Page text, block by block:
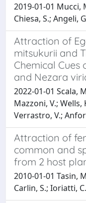
2019-01-01 Mucci,
Chiesa, S.; Angeli,
Attraction of
mitsukurii and
Chemical
and Nezara
2022-01-01 Scala,
Mazzoni, V.; Wells,
Verrastro, V.;
Attraction of
common and
from 2 host
2010-01-01 Tasin,
Carlin, S.; Ioriatti,